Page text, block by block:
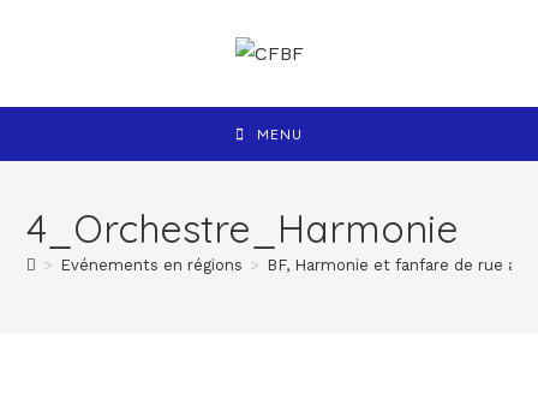
MENU
4_Orchestre_Harmonie
> Evénements en régions > BF, Harmonie et fanfare de rue au